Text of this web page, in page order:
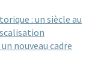
: un siècle au
nouveau cadre